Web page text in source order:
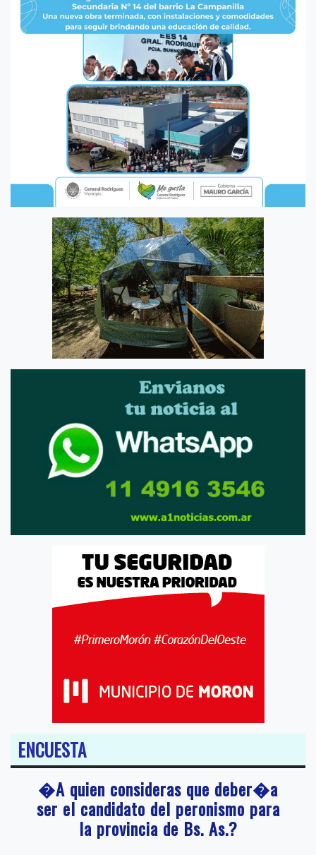
ENCUESTA
�A quien consideras que deber�a
ser el candidato del peronismo para
la provincia de Bs. As.?